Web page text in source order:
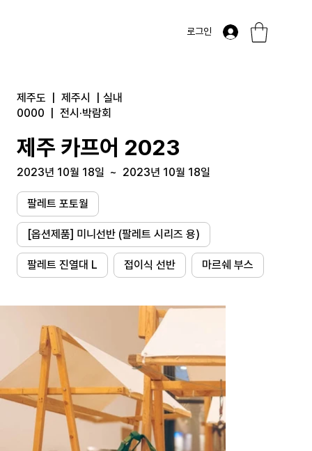
로그인
제주도 제주시
실내
0000
전시·박람회
제주 카프어 2023
2023년 10월 18일 ~ 2023년 10월 18일
팔레트 포토월
[옵션제품] 미니선반 (팔레트 시리즈 용)
팔레트 진열대 L 접이식 선반 마르쉐 부스